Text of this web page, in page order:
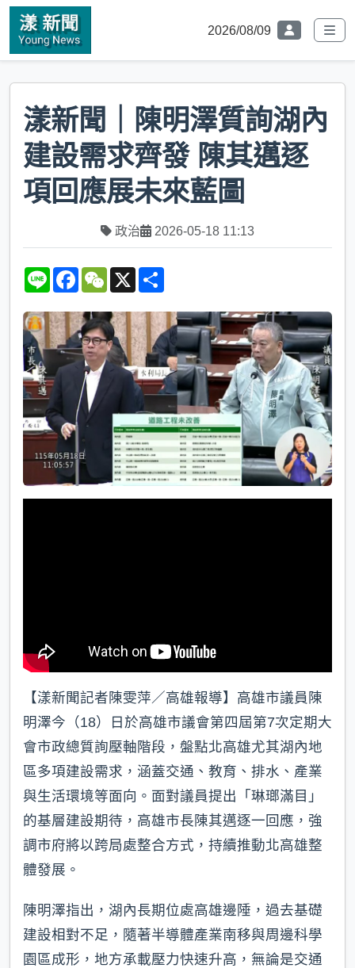
2026/08/09
漾新聞｜陳明澤質詢湖內
建設需求齊發 陳其邁逐
項回應展未來藍圖
政治 2026-05-18 11:13
L
e
F
e
b
o
o
k
W
h
a
t
X
r
e
【漾新聞記者陳雯萍／高雄報導】高雄市議員陳
明澤今（18）日於高雄市議會第四屆第7次定期大
會市政總質詢壓軸階段，盤點北高雄尤其湖內地
區多項建設需求，涵蓋交通、教育、排水、產業
與生活環境等面向。面對議員提出「琳瑯滿目」
的基層建設期待，高雄市長陳其邁逐一回應，強
調市府將以跨局處整合方式，持續推動北高雄整
體發展。
陳明澤指出，湖內長期位處高雄邊陲，過去基礎
建設相對不足，隨著半導體產業南移與周邊科學
園區成形，地方承載壓力快速升高，無論是交通